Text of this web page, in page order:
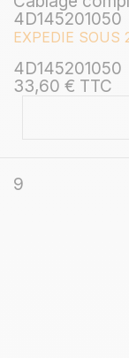
4D145201050
EXPEDIE SOUS
4D145201050
33,60 € TTC
9